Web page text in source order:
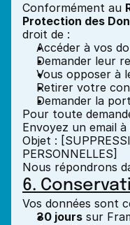
Conformément au
Protection des
droit de :
Accéder à vos
Demander leur
Vous opposer à
Retirer votre
Demander la
Pour toute
Envoyez un email à
Objet :
PERSONNELLES]
Nous répondrons
6.
Vos données sont
30 jours sur